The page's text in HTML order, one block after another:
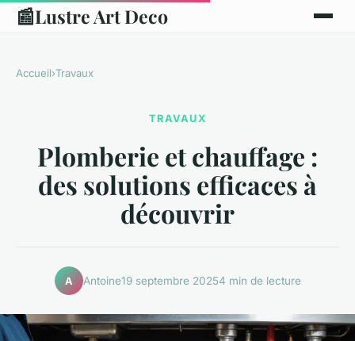
📰Lustre Art Deco
Accueil›Travaux
TRAVAUX
Plomberie et chauffage :
des solutions efficaces à
découvrir
A Antoine19 septembre 20254 min de lecture